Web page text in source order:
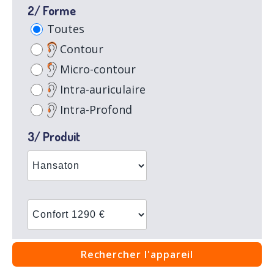
2/ Forme
Toutes
Contour
Micro-contour
Intra-auriculaire
Intra-Profond
3/ Produit
Rechercher l'appareil